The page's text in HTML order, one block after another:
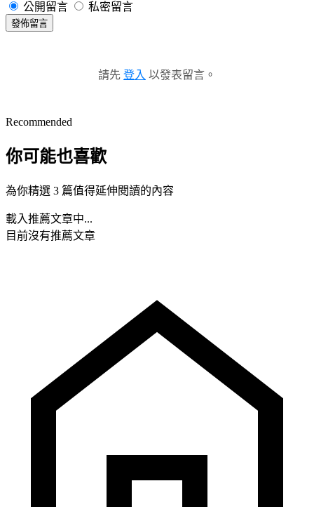
公開留言 私密留言
發佈留言
請先 登入 以發表留言。
Recommended
你可能也喜歡
為你精選 3 篇值得延伸閱讀的內容
載入推薦文章中...
目前沒有推薦文章